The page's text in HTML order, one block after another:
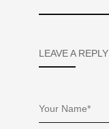
LEAVE A REPLY